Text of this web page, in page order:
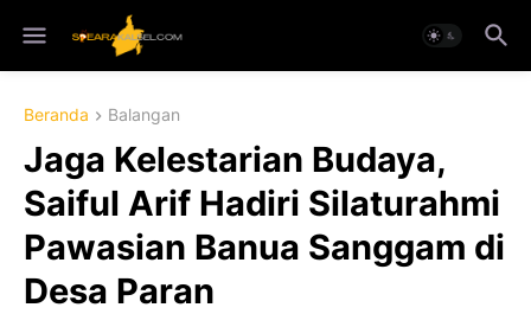
Beranda Balangan
Jaga Kelestarian Budaya,
Saiful Arif Hadiri Silaturahmi
Pawasian Banua Sanggam di
Desa Paran